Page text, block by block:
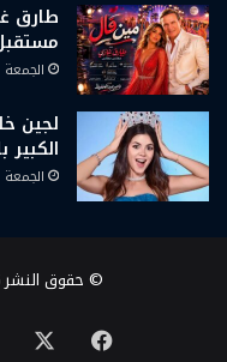
طارق
الجمعة : 7/8/
لجين
الكبير
الجمعة : 7/8/
© حقوق النشر 2026، جميع الحقوق محفوظة
فيسبوك